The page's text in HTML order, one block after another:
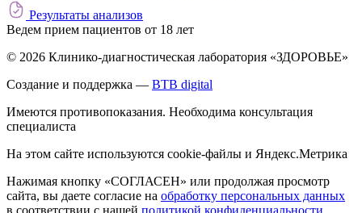
Результаты анализов
Ведем прием пациентов от 18 лет
© 2026 Клинико-диагностическая лаборатория «ЗДОРОВЬЕ»
Создание и поддержка — BTB digital
Имеются противопоказания. Необходима консультация
специалиста
На этом сайте используются cookie-файлы и Яндекс.Метрика
Нажимая кнопку «СОГЛАСЕН» или продолжая просмотр
сайта, вы даете согласие на обработку персональных данных
в соответствии с нашей политикой конфиденциальности